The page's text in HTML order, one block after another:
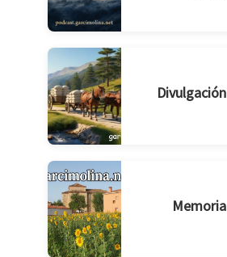
Divulgación
Memoria